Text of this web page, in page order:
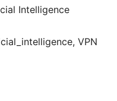
Intelligence
VPN